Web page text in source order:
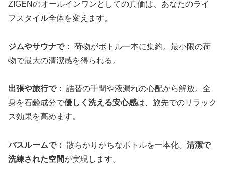
ZIGENのオールインワンとしての真価は、あなたのライ
フスタイル全体を変えます。
ジムやサウナで： 荷物がボトル一本に集約。最小限の荷
物で最大の清潔感を得られる。
出張や旅行で： 詰替の手間や液漏れの心配から解放。全
身を石鹸成分で優しく洗える安心感は、旅先でのリラック
ス効果を高めます。
バスルームで： 散らかりがちなボトルを一本化。 清潔で
洗練された空間が実現します。